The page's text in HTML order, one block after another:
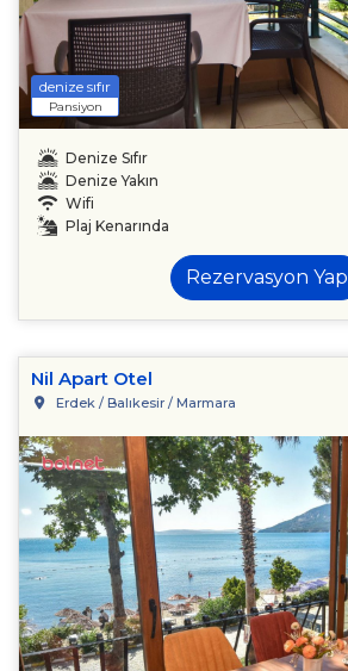
denize sıfır
Pansiyon
Denize Sıfır
Denize Yakın
Wifi
Plaj Kenarında
Rezervasyon Yap
Nil Apart Otel
Erdek / Balıkesir / Marmara